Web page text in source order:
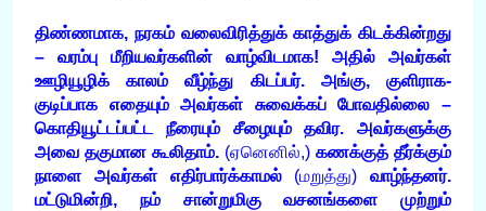
திண்ணமாக, நரகம் வலைவிரித்துக் காத்துக் கிடக்கின்றது
– வரம்பு மீறியவர்களின் வாழ்விடமாக! அதில் அவர்கள்
ஊழியூழிக் காலம் வீழ்ந்து கிடப்பர். அங்கு, குளிராக-
குடிப்பாக எதையும் அவர்கள் சுவைக்கப் போவதில்லை –
கொதியூட்டப்பட்ட நீரையும் சீழையும் தவிர. அவர்களுக்கு
அவை தகுமான கூலிதாம். (ஏனெனில்,) கணக்குத் தீர்க்கும்
நாளை அவர்கள் எதிர்பார்க்காமல் (மறுத்து) வாழ்ந்தனர்.
மட்டுமின்றி, நம் சான்றுமிகு வசனங்களை முற்றும்